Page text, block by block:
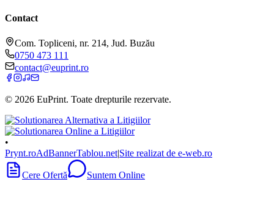
Contact
Com. Topliceni, nr. 214, Jud. Buzău
0750 473 111
contact@euprint.ro
© 2026 EuPrint. Toate drepturile rezervate.
•
Prynt.roAdBannerTablou.net|Site realizat de e-web.ro
Cere Ofertă Suntem Online